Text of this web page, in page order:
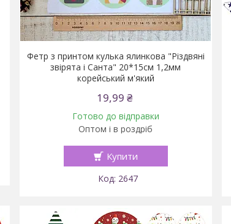
Фетр з принтом кулька ялинкова "Різдвяні
звірята і Санта" 20*15см 1,2мм
корейський м'який
19,99 ₴
Готово до відправки
Оптом і в роздріб
Купити
2647